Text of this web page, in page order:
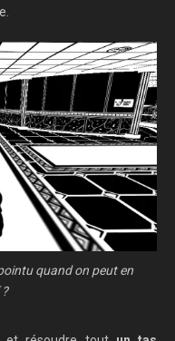
quand on peut en